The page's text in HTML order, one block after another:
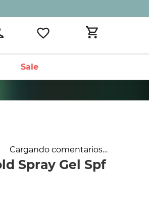
Sale
Cargando comentarios…
Spray Gel Spf